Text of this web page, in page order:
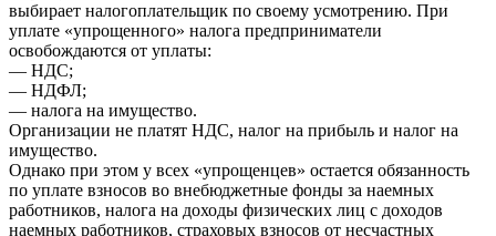
выбирает налогоплательщик по своему усмотрению. При
уплате «упрощенного» налога предприниматели
освобождаются от уплаты:
— НДС;
— НДФЛ;
— налога на имущество.
Организации не платят НДС, налог на прибыль и налог на
имущество.
Однако при этом у всех «упрощенцев» остается обязанность
по уплате взносов во внебюджетные фонды за наемных
работников, налога на доходы физических лиц с доходов
наемных работников, страховых взносов от несчастных